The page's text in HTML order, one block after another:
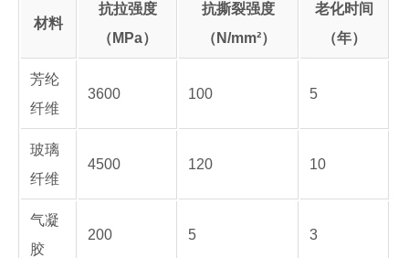
材料
抗拉强度
（MPa）
抗撕裂强度
（N/mm²）
老化时间
（年）
芳纶
纤维
3600 100 5
玻璃
纤维
4500 120 10
气凝
胶
200 5 3